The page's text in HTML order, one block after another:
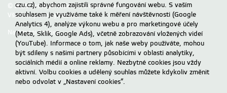
© 2026 Česká zemědělská univerzita v Praze
Všechna práva vyhrazena
Nastavení cookies
czu.cz), abychom zajistili správné fungování webu. S vaším
souhlasem je využíváme také k měření návštěvnosti (Google
Analytics 4), analýze výkonu webu a pro marketingové účely
(Meta, Sklik, Google Ads), včetně zobrazování vložených videí
(YouTube). Informace o tom, jak naše weby používáte, mohou
být sdíleny s našimi partnery působícími v oblasti analytiky,
sociálních médií a online reklamy. Nezbytné cookies jsou vždy
aktivní. Volbu cookies a udělený souhlas můžete kdykoliv změnit
nebo odvolat v „Nastavení cookies“.